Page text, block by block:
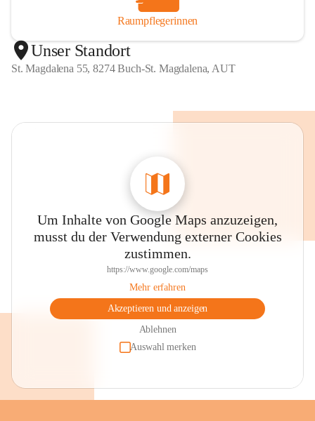
Raumpflegerinnen
Unser Standort
St. Magdalena 55, 8274 Buch-St. Magdalena, AUT
Um Inhalte von Google Maps anzuzeigen,
musst du der Verwendung externer Cookies
zustimmen.
https://www.google.com/maps
Mehr erfahren
Akzeptieren und anzeigen
Ablehnen
Auswahl merken